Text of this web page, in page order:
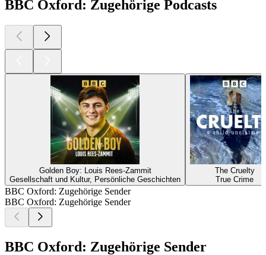
BBC Oxford: Zugehörige Podcasts
Golden Boy: Louis Rees-Zammit
Gesellschaft und Kultur, Persönliche Geschichten
The Cruelty
True Crime
BBC Oxford: Zugehörige Sender
BBC Oxford: Zugehörige Sender
BBC Oxford: Zugehörige Sender